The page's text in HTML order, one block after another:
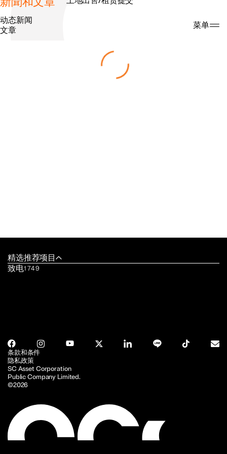
搜索 菜单
动态新闻
文章
精选推荐项目
致电1749
SC Asset Corporation
Public Company Limited.
©2026
条款和条件
隐私政策